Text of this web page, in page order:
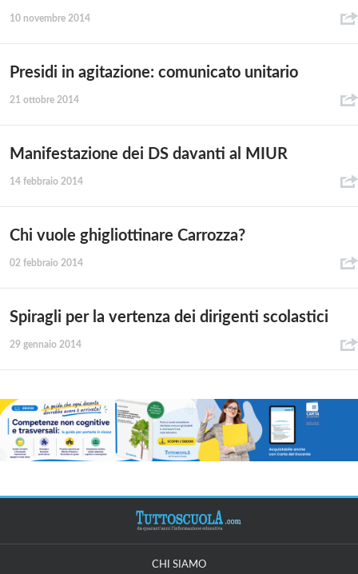
10 novembre 2014
Presidi in agitazione: comunicato unitario
21 ottobre 2014
Manifestazione dei DS davanti al MIUR
14 febbraio 2014
Chi vuole ghigliottinare Carrozza?
02 febbraio 2014
Spiragli per la vertenza dei dirigenti scolastici
29 gennaio 2014
CHI SIAMO